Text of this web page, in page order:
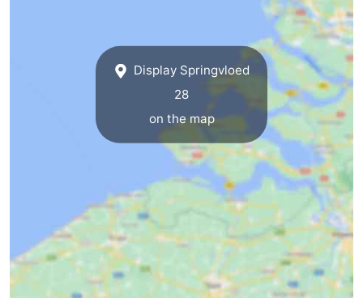
Mantelingen
Westkapelle
Nature
Walcherse
Dishoek
-
Display Springvloed
28
on the map